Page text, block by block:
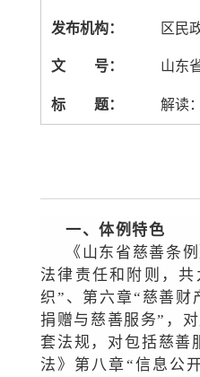
发布机构： 区民
文 号： 山东
标 题： 解读
一、体例特色
《山东省慈善条
法律责任和附则，
织”、第六章“慈善财
捐赠与慈善服务”，
套法规，对包括慈善
法》第八章“信息公